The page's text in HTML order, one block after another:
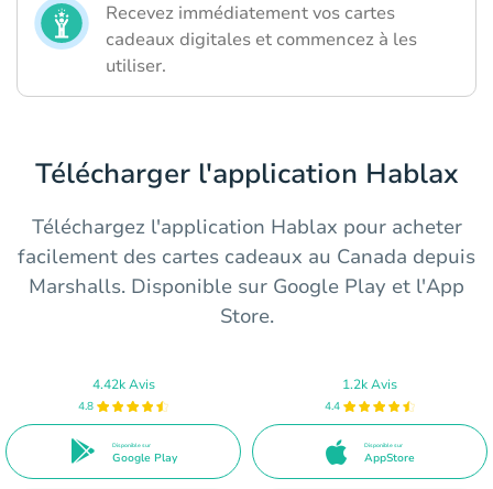
Recevez immédiatement vos cartes
cadeaux digitales et commencez à les
utiliser.
Télécharger l'application Hablax
Téléchargez l'application Hablax pour acheter
facilement des cartes cadeaux au Canada depuis
Marshalls. Disponible sur Google Play et l'App
Store.
4.42k Avis
4.8
Disponible sur
Google Play
1.2k Avis
4.4
Disponible sur
AppStore